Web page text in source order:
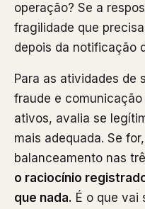
operação? Se a
fragilidade que
depois da notificação
Para as atividades de
fraude e
ativos, avalia se
mais adequada. Se
balanceamento nas
o raciocínio
que nada. É o que vai